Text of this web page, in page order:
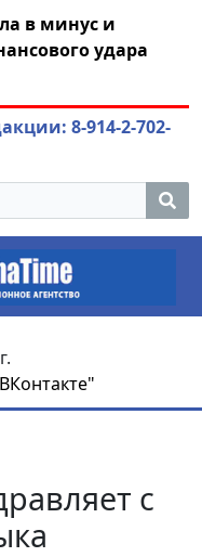
в минус и
удара
8-914-2-702-
с